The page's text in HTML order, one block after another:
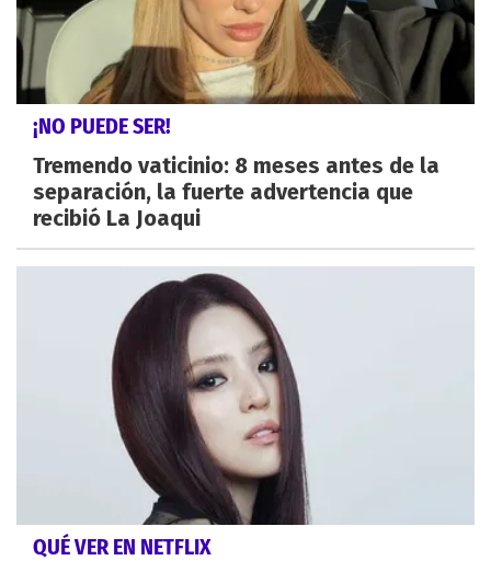
¡NO PUEDE SER!
Tremendo vaticinio: 8 meses antes de la
separación, la fuerte advertencia que
recibió La Joaqui
QUÉ VER EN NETFLIX